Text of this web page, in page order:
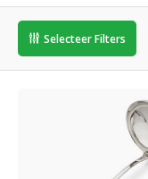
Selecteer Filters